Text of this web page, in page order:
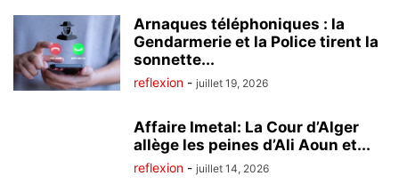
Arnaques téléphoniques : la
Gendarmerie et la Police tirent la
sonnette...
reflexion - juillet 19, 2026
Affaire Imetal: La Cour d’Alger
allège les peines d’Ali Aoun et...
reflexion - juillet 14, 2026